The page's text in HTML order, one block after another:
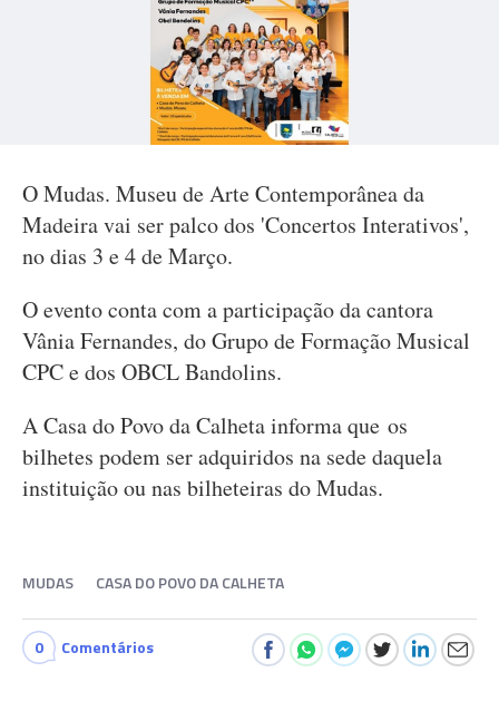
O Mudas. Museu de Arte Contemporânea da
Madeira vai ser palco dos 'Concertos Interativos',
no dias 3 e 4 de Março.
O evento conta com a participação da cantora
Vânia Fernandes, do Grupo de Formação Musical
CPC e dos OBCL Bandolins.
A Casa do Povo da Calheta informa que os
bilhetes podem ser adquiridos na sede daquela
instituição ou nas bilheteiras do Mudas.
MUDAS CASA DO POVO DA CALHETA
0 Comentários